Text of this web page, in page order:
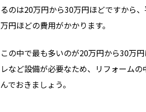
るのは20万円から30万円ほどですから
万円ほどの費用がかかります。
この中で最も多いのが20万円から30万
レなど設備が必要なため、リフォーム
んでおきましょう。